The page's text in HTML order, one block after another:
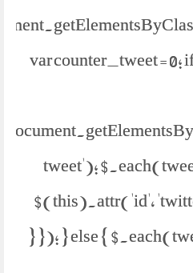
var counter_tweet =
tweet');
$(this).attr('id',
}); } else {